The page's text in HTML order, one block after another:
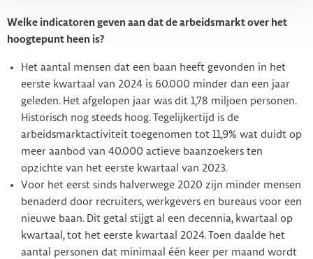
Welke indicatoren geven aan dat de arbeidsmarkt over het
hoogtepunt heen is?
Het aantal mensen dat een baan heeft gevonden in het
eerste kwartaal van 2024 is 60.000 minder dan een jaar
geleden. Het afgelopen jaar was dit 1,78 miljoen personen.
Historisch nog steeds hoog. Tegelijkertijd is de
arbeidsmarktactiviteit toegenomen tot 11,9% wat duidt op
meer aanbod van 40.000 actieve baanzoekers ten
opzichte van het eerste kwartaal van 2023.
Voor het eerst sinds halverwege 2020 zijn minder mensen
benaderd door recruiters, werkgevers en bureaus voor een
nieuwe baan. Dit getal stijgt al een decennia, kwartaal op
kwartaal, tot het eerste kwartaal 2024. Toen daalde het
aantal personen dat minimaal één keer per maand wordt